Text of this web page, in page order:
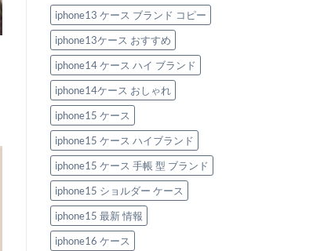
の
節
約
テ
ク
へ
の
ケ
ー
ス
お
す
す
め
6
選。
ペ
ア
で
持
ち
た
い
洗
練
デ
ザ
イ
ン！
へ
の
iphone13 ケース ブランド コピー
iphone13ケース おすすめ
iphone14 ケース ハイ ブランド
iphone14ケース おしゃれ
iphone15 ケース
iphone15 ケース ハイブランド
iphone15 ケース 手帳 型 ブランド
iphone15 ショルダー ケース
iphone15 最新 情報
iphone16 ケース